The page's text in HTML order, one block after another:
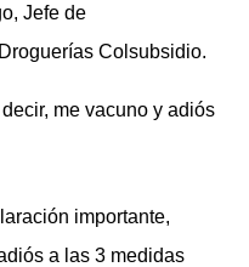
Jefe de
Colsubsidio.
me vacuno y adiós
importante,
a las 3 medidas